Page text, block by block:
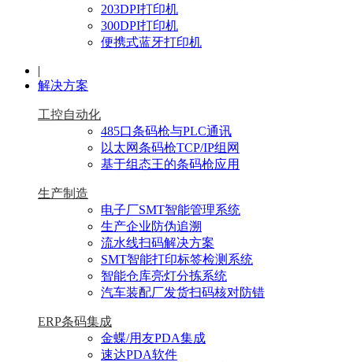
203DPI打印机
300DPI打印机
便携式蓝牙打印机
|
解决方案
工控自动化
485口条码枪与PLC通讯
以太网条码枪TCP/IP组网
基于组态王的条码枪应用
生产制造
电子厂SMT智能管理系统
生产企业防伪追溯
流水线扫码解决方案
SMT智能打印标签检测系统
智能仓库亮灯分拣系统
汽车装配厂发货扫码核对防错
ERP条码集成
金蝶/用友PDA集成
速达PDA软件